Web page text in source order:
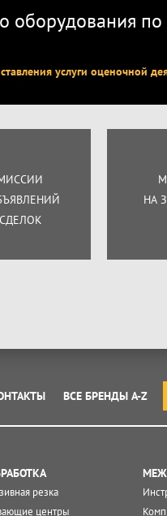
по
услуги оценочной
НА
ВСЕ БРЕНДЫ A-Z
резка
центры